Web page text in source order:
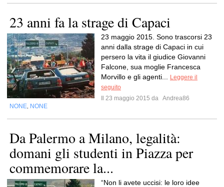
23 anni fa la strage di Capaci
23 maggio 2015. Sono trascorsi 23
anni dalla strage di Capaci in cui
persero la vita il giudice Giovanni
Falcone, sua moglie Francesca
Morvillo e gli agenti...
Leggere il
seguito
Il 23 maggio 2015 da Andrea86
NONE NONE
Da Palermo a Milano, legalità:
domani gli studenti in Piazza per
commemorare la...
“Non li avete uccisi: le loro idee